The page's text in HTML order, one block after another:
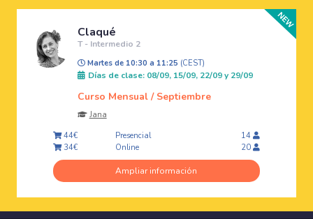
Claqué
T - Intermedio 2
Martes de 10:30 a 11:25 (CEST)
Días de clase: 08/09, 15/09, 22/09 y 29/09
Curso Mensual / Septiembre
Jana
44€
Presencial
14
34€
Online 20
Ampliar información